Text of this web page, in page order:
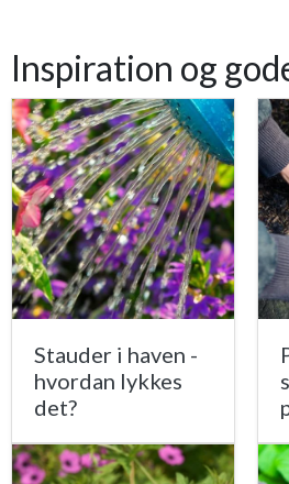
Inspiration og
Stauder i haven -
hvordan lykkes
det?